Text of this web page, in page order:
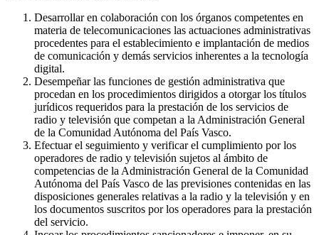
Desarrollar en colaboración con los órganos competentes en
materia de telecomunicaciones las actuaciones administrativas
procedentes para el establecimiento e implantación de medios
de comunicación y demás servicios inherentes a la tecnología
digital.
Desempeñar las funciones de gestión administrativa que
procedan en los procedimientos dirigidos a otorgar los títulos
jurídicos requeridos para la prestación de los servicios de
radio y televisión que competan a la Administración General
de la Comunidad Autónoma del País Vasco.
Efectuar el seguimiento y verificar el cumplimiento por los
operadores de radio y televisión sujetos al ámbito de
competencias de la Administración General de la Comunidad
Autónoma del País Vasco de las previsiones contenidas en las
disposiciones generales relativas a la radio y la televisión y en
los documentos suscritos por los operadores para la prestación
del servicio.